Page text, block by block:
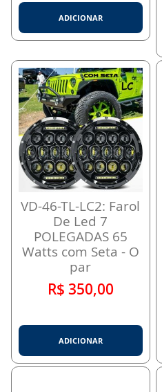
ADICIONAR
VD-46-TL-LC2: Farol
De Led 7
POLEGADAS 65
Watts com Seta - O
par
R$ 350,00
ADICIONAR